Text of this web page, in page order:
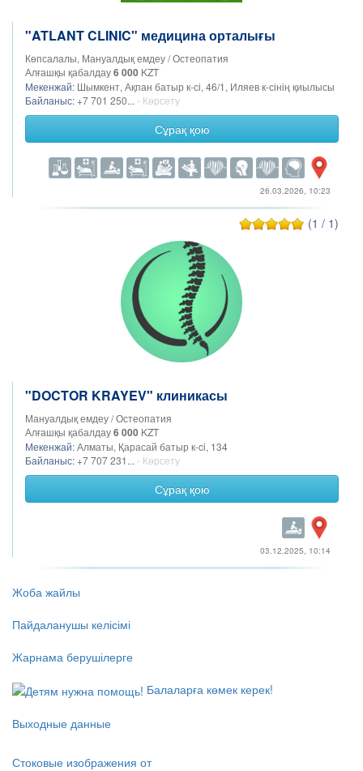
"ATLANT CLINIC" медицина орталығы
Көпсалалы, Мануалдық емдеу / Остеопатия
Алғашқы қабалдау6 000 KZT
Мекенжай: Шымкент, Ақпан батыр к-сі, 46/1, Иляев к-сінің қиылысы
Байланыс: +7 701 250... - Көрсету
Сұрақ қою
26.03.2026, 10:23
(1 / 1)
"DOCTOR KRAYEV" клиникасы
Мануалдық емдеу / Остеопатия
Алғашқы қабалдау6 000 KZT
Мекенжай:Алматы, Қарасай батыр к-ci, 134
Байланыс: +7 707 231... - Көрсету
Сұрақ қою
03.12.2025, 10:14
Жоба жайлы
Пайдаланушы келісімі
Жарнама берушілерге
Балаларға көмек керек!
Выходные данные
Стоковые изображения от